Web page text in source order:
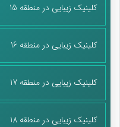
کلینیک زیبایی در منطقه 15
کلینیک زیبایی در منطقه 16
کلینیک زیبایی در منطقه 17
کلینیک زیبایی در منطقه 18